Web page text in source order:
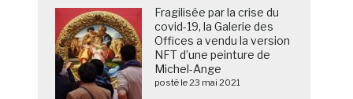
Fragilisée par la crise du
covid-19, la Galerie des
Offices a vendu la version
NFT d’une peinture de
Michel-Ange
posté le 23 mai 2021